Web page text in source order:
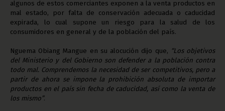
algunos de estos comerciantes exponen a la venta productos en
mal estado, por falta de conservación adecuada o caducidad
expirada, lo cual supone un riesgo para la salud de los
consumidores en general y de la población del país.
Nguema Obiang Mangue en su alocución dijo que, “Los objetivos
del Ministerio y del Gobierno son defender a la población contra
todo mal. Comprendemos la necesidad de ser competitivos, pero a
partir de ahora se impone la prohibición absoluta de importar
productos en el país sin fecha de caducidad, así como la venta de
los mismo”.